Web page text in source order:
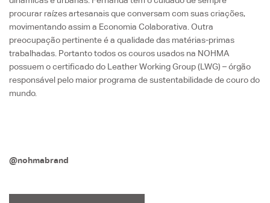
procurar raízes artesanais que conversam com suas criações,
movimentando assim a Economia Colaborativa. Outra
preocupação pertinente é a qualidade das matérias-primas
trabalhadas. Portanto todos os couros usados na NOHMA
possuem o certificado do Leather Working Group (LWG) – órgão
responsável pelo maior programa de sustentabilidade de couro do
mundo.
@nohmabrand